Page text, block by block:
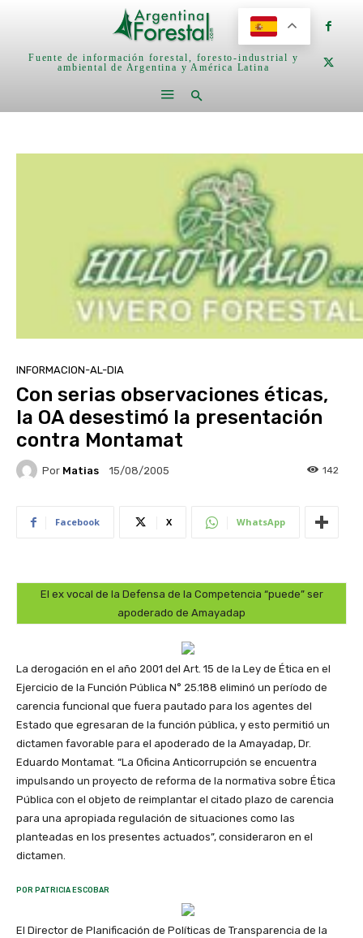
Fuente de información forestal, foresto-industrial y
ambiental de Argentina y América Latina
INFORMACION-AL-DIA
Con serias observaciones éticas,
la OA desestimó la presentación
contra Montamat
Por Matias 15/08/2005 142
Facebook X WhatsApp
El ex vocal de la Defensa de la Competencia “puede” ser
apoderado de Amayadap
La derogación en el año 2001 del Art. 15 de la Ley de Ética en el
Ejercicio de la Función Pública N° 25.188 eliminó un período de
carencia funcional que fuera pautado para los agentes del
Estado que egresaran de la función pública, y esto permitió un
dictamen favorable para el apoderado de la Amayadap, Dr.
Eduardo Montamat. “La Oficina Anticorrupción se encuentra
impulsando un proyecto de reforma de la normativa sobre Ética
Pública con el objeto de reimplantar el citado plazo de carencia
para una apropiada regulación de situaciones como las
planteadas en los presentes actuados”, consideraron en el
dictamen.
POR PATRICIA ESCOBAR
El Director de Planificación de Políticas de Transparencia de la